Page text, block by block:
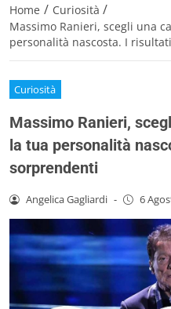
Home / Curiosità /
Massimo Ranieri, scegli una
personalità nascosta. I
Curiosità
Massimo Ranieri,
la tua personalità
sorprendenti
Angelica Gagliardi - 6